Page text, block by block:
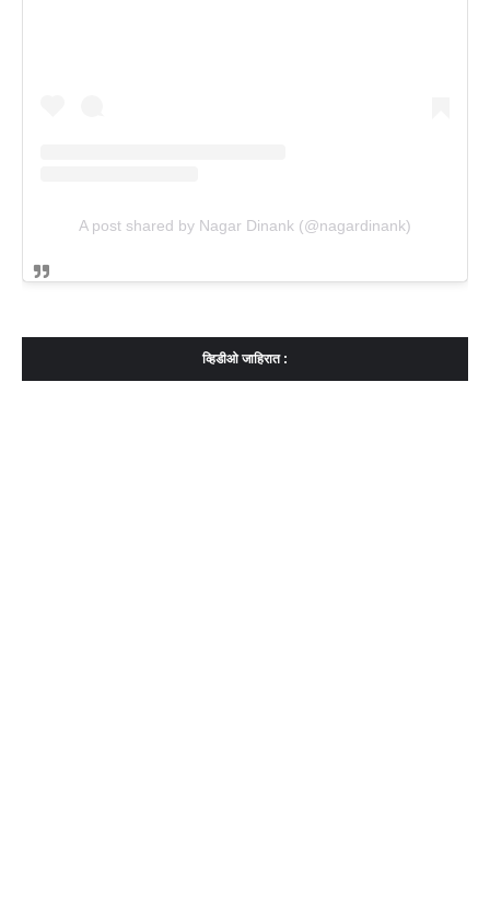
A post shared by Nagar Dinank (@nagardinank)
व्हिडीओ जाहिरात :